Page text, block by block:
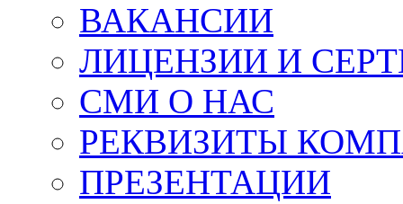
ВАКАНСИИ
ЛИЦЕНЗИИ И
СМИ О НАС
РЕКВИЗИТЫ
ПРЕЗЕНТАЦИИ